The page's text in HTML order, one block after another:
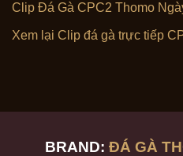
Clip Đá Gà CPC2 Thomo
Xem lại Clip đá gà trực tiếp
BRAND: ĐÁ GÀ